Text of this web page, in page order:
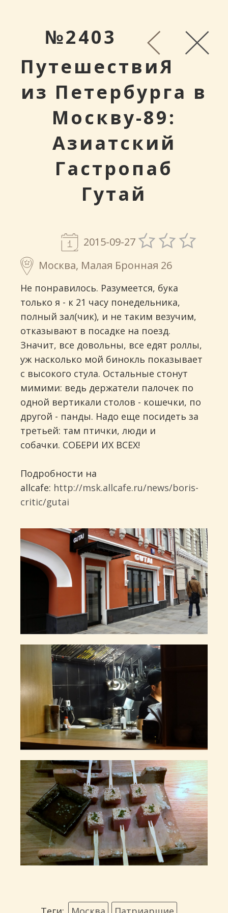
№2403
ПутешествиЯ
из Петербурга в
Москву-89:
Азиатский
Гастропаб
Гутай
2015-09-27
Москва, Малая Бронная 26
Не понравилось. Разумеется, бука
только я - к 21 часу понедельника,
полный зал(чик), и не таким везучим,
отказывают в посадке на поезд.
Значит, все довольны, все едят роллы,
уж насколько мой бинокль показывает
с высокого стула. Остальные стонут
мимими: ведь держатели палочек по
одной вертикали столов - кошечки, по
другой - панды. Надо еще посидеть за
третьей: там птички, люди и
собачки. СОБЕРИ ИХ ВСЕХ!
Подробности на
allcafe: http://msk.allcafe.ru/news/boris-
critic/gutai